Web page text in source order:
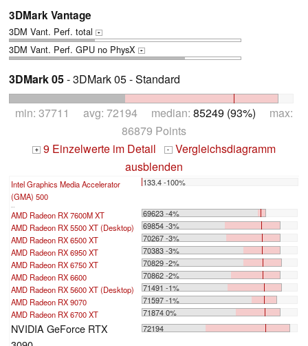
3DMark Vantage
3DM Vant. Perf. total +
3DM Vant. Perf. GPU no PhysX +
3DMark 05- 3DMark 05 - Standard
min: 37711 avg: 72194 median: 85249 (93%) max:
86879 Points
+ 9 Einzelwerte im Detail - Vergleichsdiagramm
ausblenden
Intel Graphics Media Accelerator
(GMA) 500
133.4 -100%
AMD Radeon RX 7600M XT
69623 -4%
AMD Radeon RX 5500 XT (Desktop)
69854 -3%
AMD Radeon RX 6500 XT
70267 -3%
AMD Radeon RX 6950 XT
70383 -3%
AMD Radeon RX 6750 XT
70829 -2%
AMD Radeon RX 6600
70862 -2%
AMD Radeon RX 5600 XT (Desktop)
71491 -1%
AMD Radeon RX 9070
71597 -1%
AMD Radeon RX 6700 XT
71874 0%
NVIDIA GeForce RTX
72194